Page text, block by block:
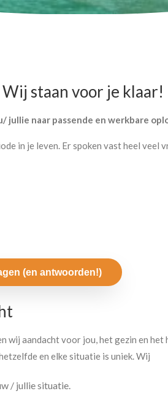
staan voor je klaar!
jullie naar passende en werkbare
in je leven. Er spoken vast heel veel
(en antwoorden!)
wij aandacht voor jou, het gezin en het
en elke situatie is uniek. Wij
/ jullie situatie.